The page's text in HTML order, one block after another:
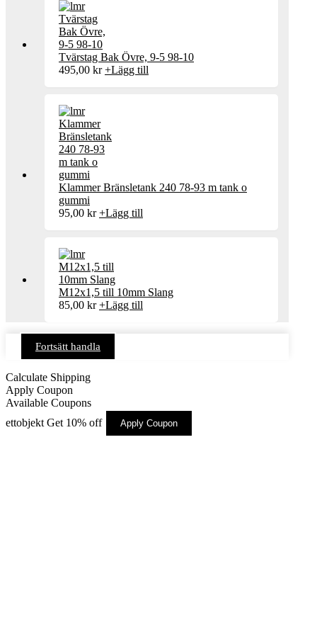
Tvärstag Bak Övre, 9-5 98-10
495,00 kr +Lägg till
Klammer Bränsletank 240 78-93 m tank o
gummi
95,00 kr +Lägg till
M12x1,5 till 10mm Slang
85,00 kr +Lägg till
Fortsätt handla
Calculate Shipping
Apply Coupon
Available Coupons
ettobjekt Get 10% off Apply Coupon